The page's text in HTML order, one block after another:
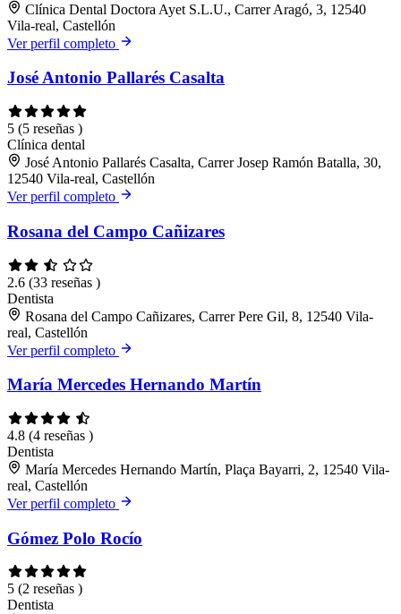
Clínica Dental Doctora Ayet S.L.U., Carrer Aragó, 3, 12540
Vila-real, Castellón
Ver perfil completo
José Antonio Pallarés Casalta
5 (5 reseñas )
Clínica dental
José Antonio Pallarés Casalta, Carrer Josep Ramón Batalla, 30,
12540 Vila-real, Castellón
Ver perfil completo
Rosana del Campo Cañizares
2.6 (33 reseñas )
Dentista
Rosana del Campo Cañizares, Carrer Pere Gil, 8, 12540 Vila-
real, Castellón
Ver perfil completo
María Mercedes Hernando Martín
4.8 (4 reseñas )
Dentista
María Mercedes Hernando Martín, Plaça Bayarri, 2, 12540 Vila-
real, Castellón
Ver perfil completo
Gómez Polo Rocío
5 (2 reseñas )
Dentista